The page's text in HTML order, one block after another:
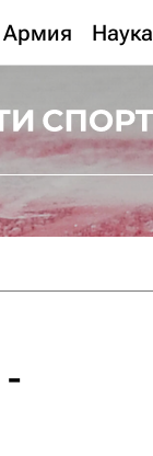
Армия Наука